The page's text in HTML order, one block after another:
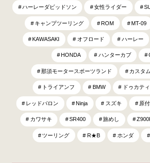
ハーレーダビッドソン 女性ライダー
キャンプツーリング ROM MT-09
KAWASAKI オフロード ハーレー
HONDA ハンターカブ
那須モータースポーツランド カスタム
トライアンフ BMW ドゥカティ
レッドバロン Ninja スズキ 原
カワサキ SR400 旅めし
ツーリング R★B ホンダ